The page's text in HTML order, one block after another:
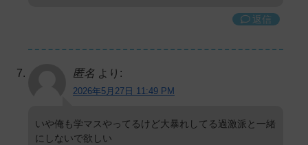
返信
匿名 より:
2026年5月27日 11:49 PM
いや俺も学マスやってるけど大暴れしてる過激派と一緒
にしないで欲しい